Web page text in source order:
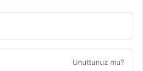
Unuttunuz mu?